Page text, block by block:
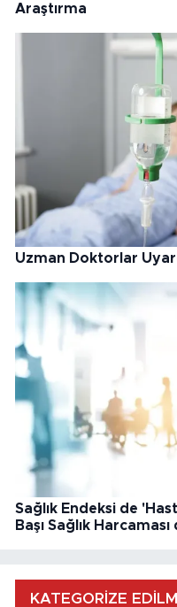
Araştırma
Uzman Doktorlar
Sağlık Endeksi de
Başı Sağlık Harcaması
KATEGORİZE